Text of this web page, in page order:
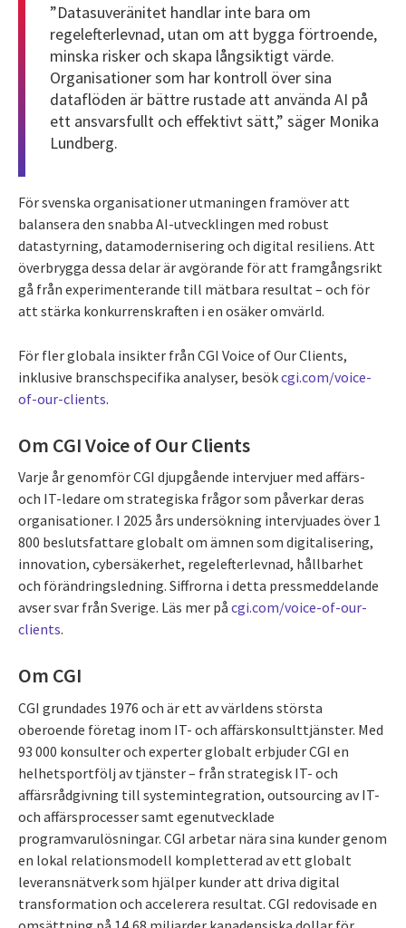
”Datasuveränitet handlar inte bara om
regelefterlevnad, utan om att bygga förtroende,
minska risker och skapa långsiktigt värde.
Organisationer som har kontroll över sina
dataflöden är bättre rustade att använda AI på
ett ansvarsfullt och effektivt sätt,” säger Monika
Lundberg.
För svenska organisationer utmaningen framöver att
balansera den snabba AI-utvecklingen med robust
datastyrning, datamodernisering och digital resiliens. Att
överbrygga dessa delar är avgörande för att framgångsrikt
gå från experimenterande till mätbara resultat – och för
att stärka konkurrenskraften i en osäker omvärld.
För fler globala insikter från CGI Voice of Our Clients,
inklusive branschspecifika analyser, besökcgi.com/voice-
of-our-clients.
Om CGI Voice of Our Clients
Varje år genomför CGI djupgående intervjuer med affärs-
och IT-ledare om strategiska frågor som påverkar deras
organisationer. I 2025 års undersökning intervjuades över 1
800 beslutsfattare globalt om ämnen som digitalisering,
innovation, cybersäkerhet, regelefterlevnad, hållbarhet
och förändringsledning. Siffrorna i detta pressmeddelande
avser svar från Sverige. Läs mer på cgi.com/voice-of-our-
clients.
Om CGI
CGI grundades 1976 och är ett av världens största
oberoende företag inom IT- och affärskonsulttjänster. Med
93 000 konsulter och experter globalt erbjuder CGI en
helhetsportfölj av tjänster – från strategisk IT- och
affärsrådgivning till systemintegration, outsourcing av IT-
och affärsprocesser samt egenutvecklade
programvarulösningar. CGI arbetar nära sina kunder genom
en lokal relationsmodell kompletterad av ett globalt
leveransnätverk som hjälper kunder att driva digital
transformation och accelerera resultat. CGI redovisade en